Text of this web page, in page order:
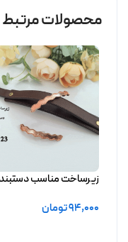
محصولات مرتبط
زیرساخت مناسب
94,000تومان